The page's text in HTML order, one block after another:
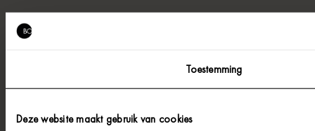
Toestemming
Deze website maakt gebruik van cookies